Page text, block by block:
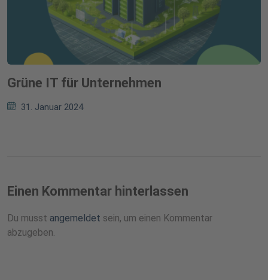
Grüne IT für Unternehmen
31. Januar 2024
Einen Kommentar hinterlassen
Du musst angemeldet sein, um einen Kommentar
abzugeben.